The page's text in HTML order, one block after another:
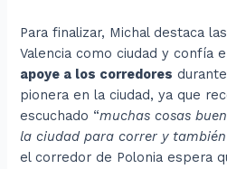
Para finalizar, Michal destaca
Valencia como ciudad y confía
apoye a los corredores
pionera en la ciudad, ya que
escuchado “muchas cosas
la ciudad para correr y
el corredor de Polonia espera